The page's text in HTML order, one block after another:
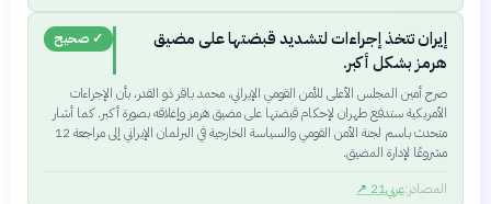
إيران تتخذ إجراءات لتشديد قبضتها على مضيق
هرمز بشكل أكبر.
✓ صحيح
صرح أمين المجلس الأعلى للأمن القومي الإيراني، محمد باقر ذو القدر، بأن الإجراءات
الأمريكية ستدفع طهران لإحكام قبضتها على مضيق هرمز وإغلاقه بصورة أكبر. كما أشار
متحدث باسم لجنة الأمن القومي والسياسة الخارجية في البرلمان الإيراني إلى مراجعة 12
مشروعًا لإدارة المضيق.
المصادر:عربي21 ↗